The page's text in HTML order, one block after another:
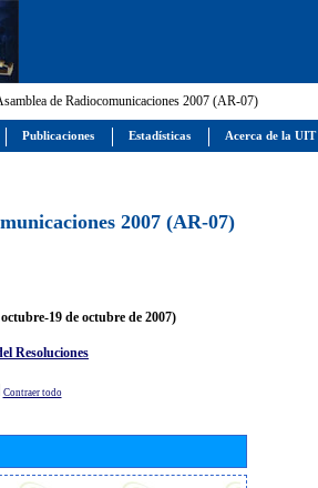
de Radiocomunicaciones 2007 (AR-07)
2007 (AR-07)
19 de octubre de 2007)
Resoluciones
Contraer todo
Publicaciones Estadísticas Acerca de la UIT